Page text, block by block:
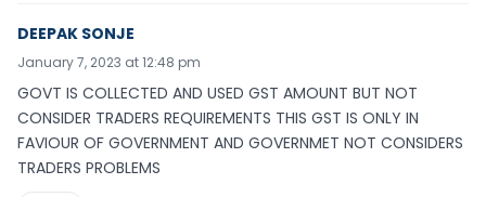
DEEPAK SONJE
January 7, 2023 at 12:48 pm
GOVT IS COLLECTED AND USED GST AMOUNT BUT NOT
CONSIDER TRADERS REQUIREMENTS THIS GST IS ONLY IN
FAVIOUR OF GOVERNMENT AND GOVERNMET NOT CONSIDERS
TRADERS PROBLEMS